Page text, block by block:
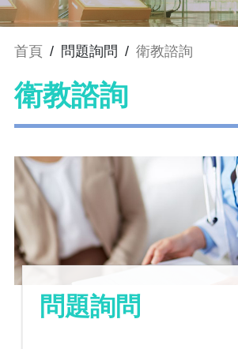
首頁 / 問題詢問 / 衛教諮詢
衛教諮詢
問題詢問